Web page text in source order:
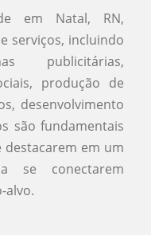
em Natal, RN,
serviços, incluindo
publicitárias,
produção de
desenvolvimento
são fundamentais
destacarem em um
se conectarem
alvo.